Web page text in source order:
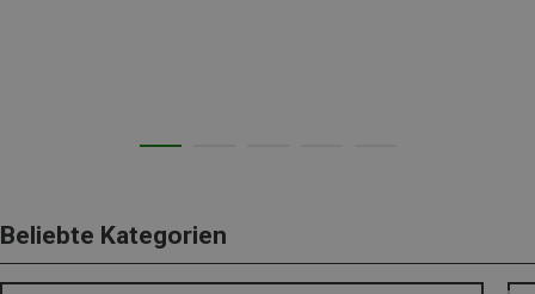
Beliebte Kategorien